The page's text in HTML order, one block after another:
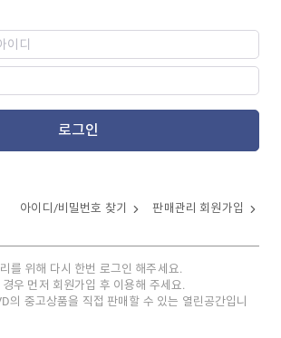
로그인
아이디/비밀번호 찾기 판매관리 회원가입
를 위해 다시 한번 로그인 해주세요.
우 먼저 회원가입 후 이용해 주세요.
의 중고상품을 직접 판매할 수 있는 열린공간입니